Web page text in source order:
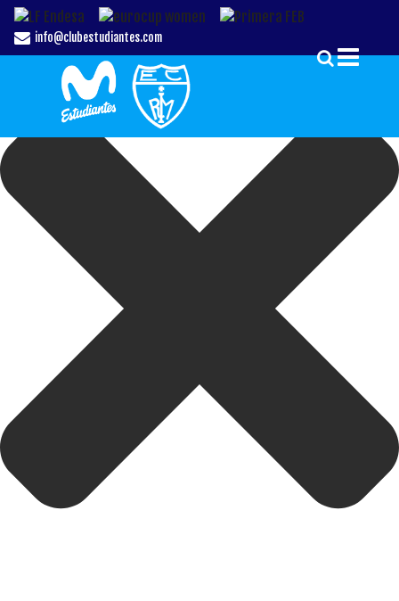
Gestionar el Consentimiento de las Cookies
info@clubestudiantes.com